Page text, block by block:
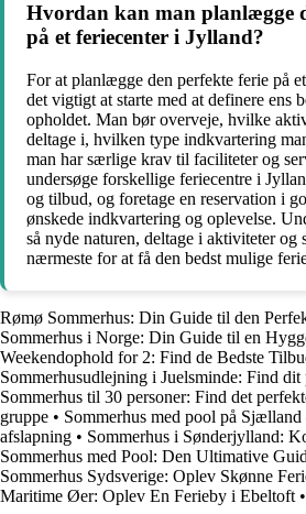
Hvordan kan man planlægge
på et feriecenter i Jylland?
For at planlægge den perfekte ferie på
det vigtigt at starte med at definere ens
opholdet. Man bør overveje, hvilke
deltage i, hvilken type indkvartering
man har særlige krav til faciliteter og
undersøge forskellige feriecentre i
og tilbud, og foretage en reservation i
ønskede indkvartering og oplevelse.
så nyde naturen, deltage i aktiviteter og
nærmeste for at få den bedst mulige
Rømø Sommerhus: Din Guide til den
Sommerhus i Norge: Din Guide til en
Weekendophold for 2: Find de Bedste
Sommerhusudlejning i Juelsminde: Find dit
Sommerhus til 30 personer: Find det
gruppe • Sommerhus med pool på
afslapning • Sommerhus i Sønderjylland:
Sommerhus med Pool: Den Ultimative
Sommerhus Sydsverige: Oplev Skønne
Maritime Øer: Oplev En Ferieby i Ebeltoft •